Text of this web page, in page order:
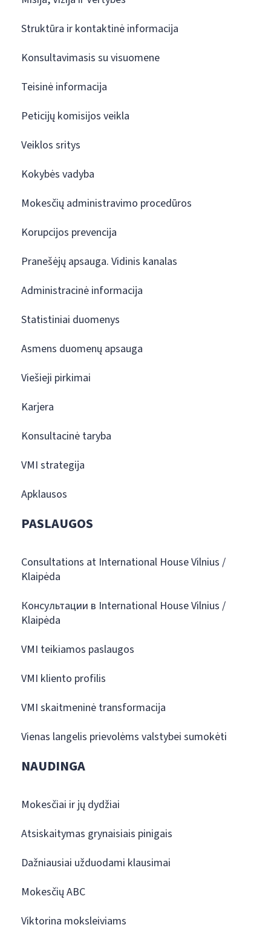
Struktūra ir kontaktinė informacija
Konsultavimasis su visuomene
Teisinė informacija
Peticijų komisijos veikla
Veiklos sritys
Kokybės vadyba
Mokesčių administravimo procedūros
Korupcijos prevencija
Pranešėjų apsauga. Vidinis kanalas
Administracinė informacija
Statistiniai duomenys
Asmens duomenų apsauga
Viešieji pirkimai
Karjera
Konsultacinė taryba
VMI strategija
Apklausos
PASLAUGOS
Consultations at International House Vilnius /
Klaipėda
Консультации в International House Vilnius /
Klaipėda
VMI teikiamos paslaugos
VMI kliento profilis
VMI skaitmeninė transformacija
Vienas langelis prievolėms valstybei sumokėti
NAUDINGA
Mokesčiai ir jų dydžiai
Atsiskaitymas grynaisiais pinigais
Dažniausiai užduodami klausimai
Mokesčių ABC
Viktorina moksleiviams